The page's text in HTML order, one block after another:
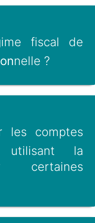
fiscal de
nelle ?
les comptes
utilisant la
certaines